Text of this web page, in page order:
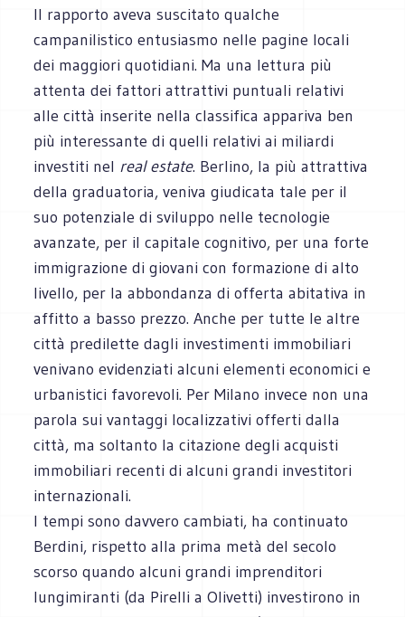
Il rapporto aveva suscitato qualche
campanilistico entusiasmo nelle pagine locali
dei maggiori quotidiani. Ma una lettura più
attenta dei fattori attrattivi puntuali relativi
alle città inserite nella classifica appariva ben
più interessante di quelli relativi ai miliardi
investiti nel real estate. Berlino, la più attrattiva
della graduatoria, veniva giudicata tale per il
suo potenziale di sviluppo nelle tecnologie
avanzate, per il capitale cognitivo, per una forte
immigrazione di giovani con formazione di alto
livello, per la abbondanza di offerta abitativa in
affitto a basso prezzo. Anche per tutte le altre
città predilette dagli investimenti immobiliari
venivano evidenziati alcuni elementi economici e
urbanistici favorevoli. Per Milano invece non una
parola sui vantaggi localizzativi offerti dalla
città, ma soltanto la citazione degli acquisti
immobiliari recenti di alcuni grandi investitori
internazionali.
I tempi sono davvero cambiati, ha continuato
Berdini, rispetto alla prima metà del secolo
scorso quando alcuni grandi imprenditori
lungimiranti (da Pirelli a Olivetti) investirono in